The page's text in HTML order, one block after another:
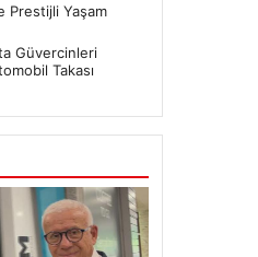
Prestijli Yaşam
Güvercinleri
Takası